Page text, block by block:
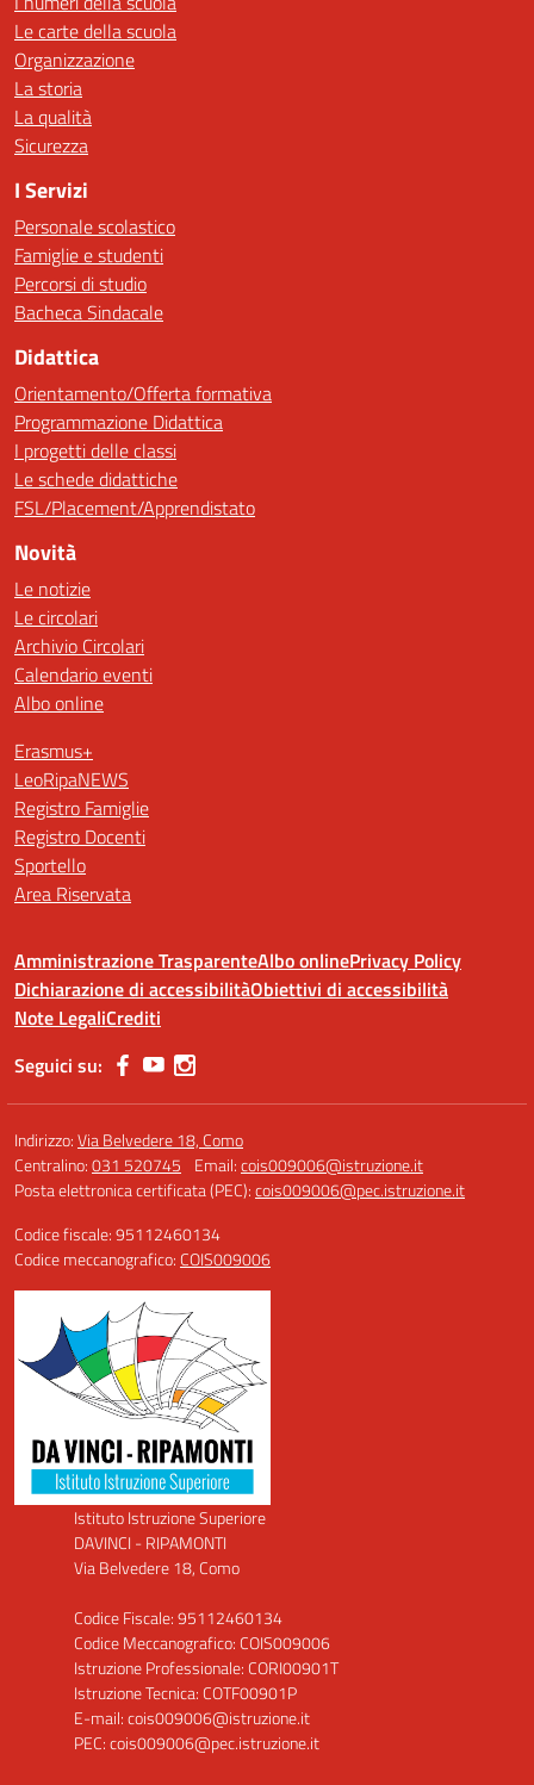
Le carte della scuola
Organizzazione
La storia
La qualità
Sicurezza
I Servizi
Personale scolastico
Famiglie e studenti
Percorsi di studio
Bacheca Sindacale
Didattica
Orientamento/Offerta formativa
Programmazione Didattica
I progetti delle classi
Le schede didattiche
FSL/Placement/Apprendistato
Novità
Le notizie
Le circolari
Archivio Circolari
Calendario eventi
Albo online
Erasmus+
LeoRipaNEWS
Registro Famiglie
Registro Docenti
Sportello
Area Riservata
Amministrazione TrasparenteAlbo onlinePrivacy Policy
Dichiarazione di accessibilitàObiettivi di accessibilità
Note LegaliCrediti
Seguici su:
Indirizzo:Via Belvedere 18, Como
Centralino:031 520745 Email:cois009006@istruzione.it
Posta elettronica certificata (PEC):cois009006@pec.istruzione.it
Codice fiscale: 95112460134
Codice meccanografico: COIS009006
Istituto Istruzione Superiore
DAVINCI - RIPAMONTI
Via Belvedere 18, Como
Codice Fiscale: 95112460134
Codice Meccanografico: COIS009006
Istruzione Professionale: CORI00901T
Istruzione Tecnica: COTF00901P
E-mail: cois009006@istruzione.it
PEC: cois009006@pec.istruzione.it